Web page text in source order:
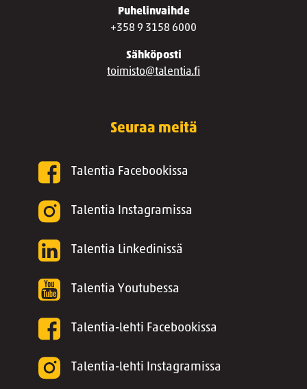
Puhelinvaihde
+358 9 3158 6000
Sähköposti
toimisto@talentia.fi
Seuraa meitä
Talentia Facebookissa
Talentia Instagramissa
Talentia Linkedinissä
Talentia Youtubessa
Talentia-lehti Facebookissa
Talentia-lehti Instagramissa